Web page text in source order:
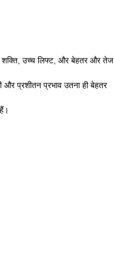
शक्ति, उच्च लिफ्ट, और बेहतर और तेज
और प्रशीतन प्रभाव उतना ही बेहतर